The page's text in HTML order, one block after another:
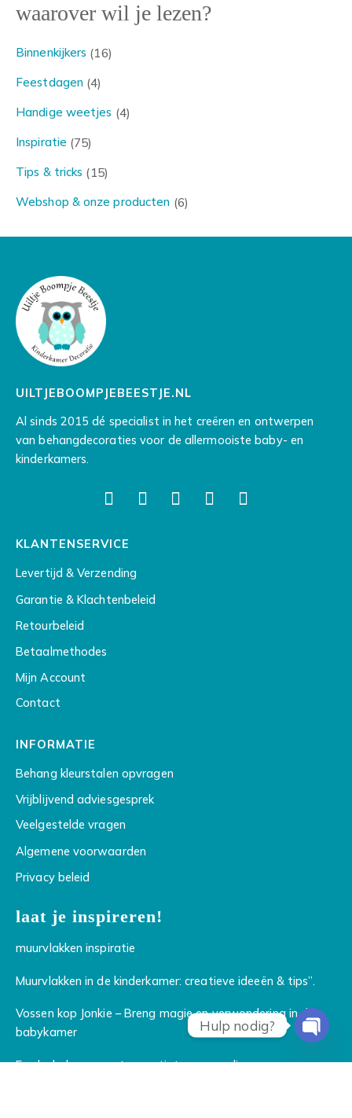
waarover wil je lezen?
Binnenkijkers (16)
Feestdagen (4)
Handige weetjes (4)
Inspiratie (75)
Tips & tricks (15)
Webshop & onze producten (6)
UILTJEBOOMPJEBEESTJE.NL
Al sinds 2015 dé specialist in het creëren en ontwerpen
van behangdecoraties voor de allermooiste baby- en
kinderkamers.
KLANTENSERVICE
Levertijd & Verzending
Garantie & Klachtenbeleid
Retourbeleid
Betaalmethodes
Mijn Account
Contact
INFORMATIE
Behang kleurstalen opvragen
Vrijblijvend adviesgesprek
Veelgestelde vragen
Algemene voorwaarden
Privacy beleid
laat je inspireren!
muurvlakken inspiratie
Muurvlakken in de kinderkamer: creatieve ideeën & tips”.
Vossen kop Jonkie – Breng magie en verwondering in de
babykamer
Een babykamer met groentinten en een lieve vos
Hulp nodig?